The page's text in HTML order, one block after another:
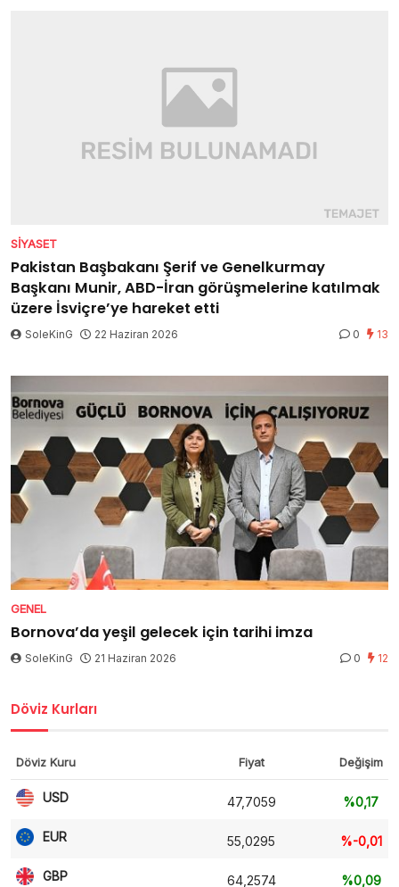
SIYASET
Pakistan Başbakanı Şerif ve Genelkurmay
Başkanı Munir, ABD-İran görüşmelerine katılmak
üzere İsviçre’ye hareket etti
SoleKinG 22 Haziran 2026 0 13
GENEL
Bornova’da yeşil gelecek için tarihi imza
SoleKinG 21 Haziran 2026 0 12
Döviz Kurları
Döviz Kuru Fiyat Değişim
USD 47,7059 %0,17
EUR 55,0295 %-0,01
GBP 64,2574 %0,09